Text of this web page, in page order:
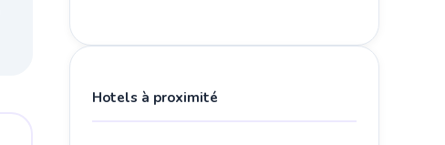
Hotels à proximité